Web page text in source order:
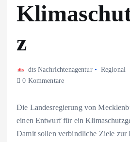
z
dts Nachrichtenagentur Regional
0 Kommentare
Die Landesregierung von
einen Entwurf für ein
Damit sollen verbindliche Ziele zur